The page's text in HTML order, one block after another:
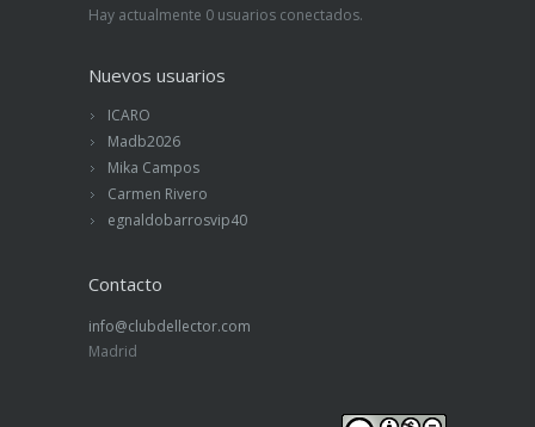
Hay actualmente 0 usuarios conectados.
Nuevos usuarios
ICARO
Madb2026
Mika Campos
Carmen Rivero
egnaldobarrosvip40
Contacto
info@clubdellector.com
Madrid